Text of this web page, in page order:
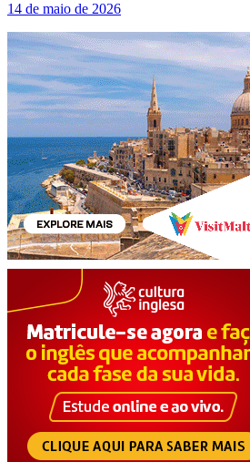
14 de maio de 2026